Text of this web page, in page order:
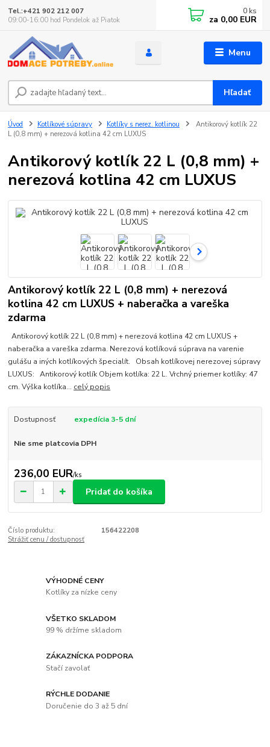
Menu
Hľadať
Tel.:+421 902 212 007
09:00-16:00 hod Pondelok až Piatok
0 ks
za 0,00 EUR
Úvod Kotlíkové súpravy Kotlíky s nerez. kotlinou
Antikorový kotlík 22
L (0,8 mm) + nerezová kotlina 42 cm LUXUS
Antikorový kotlík 22 L (0,8 mm) +
nerezová kotlina 42 cm LUXUS
Antikorový kotlík 22 L (0,8 mm) + nerezová
kotlina 42 cm LUXUS + naberačka a vareška
zdarma
Antikorový kotlík 22 L (0,8 mm) + nerezová kotlina 42 cm LUXUS +
naberačka a vareška zdarma. Nerezová kotlíková súprava na varenie
gulášu a iných kotlíkových špecialít. Obsah kotlíkovej nerezovej súpravy
LUXUS: Antikorový kotlík Objem kotlíka: 22 L. Vrchný priemer kotlíky: 47
cm. Výška kotlíka... celý popis
Dostupnosť expedícia 3-5 dní
Nie sme platcovia DPH
236,00 EUR/ks
Pridať do košíka
Číslo produktu:
156422208
Strážiť cenu / dostupnosť
VÝHODNÉ CENY
Kotlíky za nízke ceny
VŠETKO SKLADOM
99 % držíme skladom
ZÁKAZNÍCKA PODPORA
Stačí zavolať
RÝCHLE DODANIE
Doručenie do 3 až 5 dní